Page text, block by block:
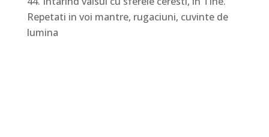
Repetati in voi mantre, rugaciuni, cuvinte de
lumina